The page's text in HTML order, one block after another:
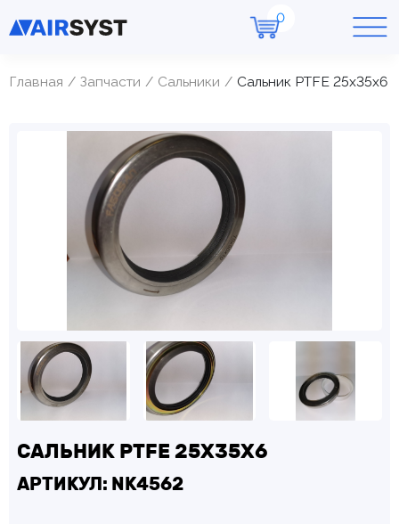
Главная Запчасти Cальники Сальник PTFE 25х35х6
САЛЬНИК PTFE 25Х35Х6
АРТИКУЛ: NK4562